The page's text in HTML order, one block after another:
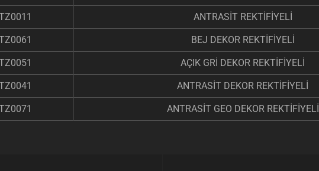
ANTRASİT REKTİFİYELİ
BEJ DEKOR REKTİFİYELİ
AÇIK GRİ DEKOR REKTİFİYELİ
ANTRASİT DEKOR REKTİFİYELİ
ANTRASİT GEO DEKOR REKTİFİYELİ